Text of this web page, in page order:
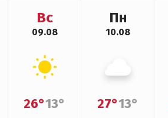
Вс
09.08
26°13°
Пн
10.08
27°13°